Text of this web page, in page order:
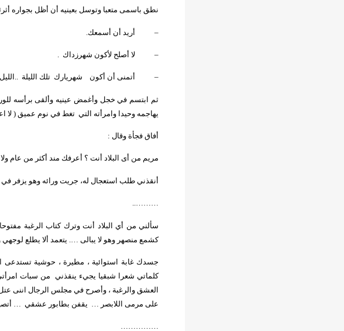
نطق باسمى متعبا وتوسل بعينيه أن أظل بجواره
– أريد أن أسمعك.
– لا أصلح لأكون شهرزداك
– أتمنى أن أكون شهريارك تلك الليلة
ثم ابتسم في خجل وأغمض عينيه وألقى برأسه
يهاجمه وحيدا وامرأته التي تغط في نوم عميق ( لا
أفاق فجأة وقال :
مريم من أى البلاد أنت ؟ أعرفك مند أكثر من عام
أنقذني طلب استعجال له، جريت ورائه وهو يزفر في
………..
سألني من أي البلاد أنت وترك كتاب الرغبة
كشمع منصهر وهو لا يبالى …. يتعمد ألا يطلع
جسدك غابة استوائية ، مطيرة ، حوشية تستدعى
كلماتي شعرا شبقيا يجيء ينقذني من سبات
العشق والرغبة ، وأصرح في مجلس الرجال اننى
على مرمى اللابصر … يقفن بطابور عشقي …
……………